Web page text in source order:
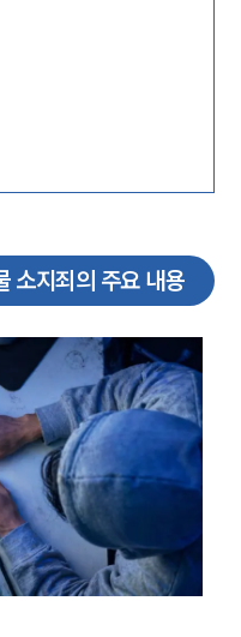
소지죄의 주요 내용